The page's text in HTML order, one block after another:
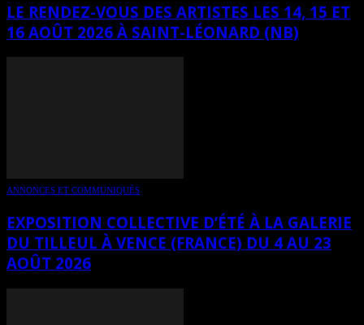
LE RENDEZ-VOUS DES ARTISTES LES 14, 15 ET
16 AOÛT 2026 À SAINT-LÉONARD (NB)
ANNONCES ET COMMUNIQUÉS
EXPOSITION COLLECTIVE D’ÉTÉ À LA GALERIE
DU TILLEUL À VENCE (FRANCE) DU 4 AU 23
AOÛT 2026